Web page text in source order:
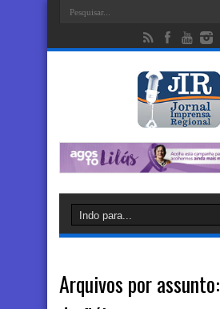
Arquivos por assunto: